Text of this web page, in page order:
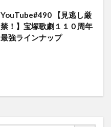
YouTube#490 【見逃し厳
禁！】宝塚歌劇１１０周年
最強ラインナップ